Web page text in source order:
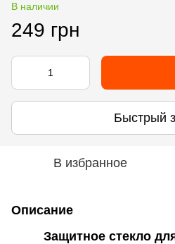
В наличии
249 грн
Быстрый
В избранное
Описание
Защитное стекло